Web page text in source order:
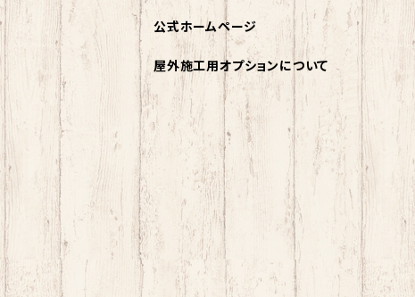
公式ホームページ
屋外施工用オプションについて